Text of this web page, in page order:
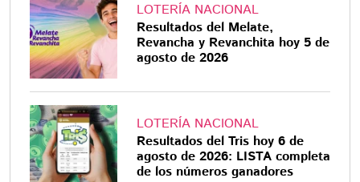
LOTERÍA NACIONAL
Resultados del Melate,
Revancha y Revanchita hoy 5 de
agosto de 2026
LOTERÍA NACIONAL
Resultados del Tris hoy 6 de
agosto de 2026: LISTA completa
de los números ganadores